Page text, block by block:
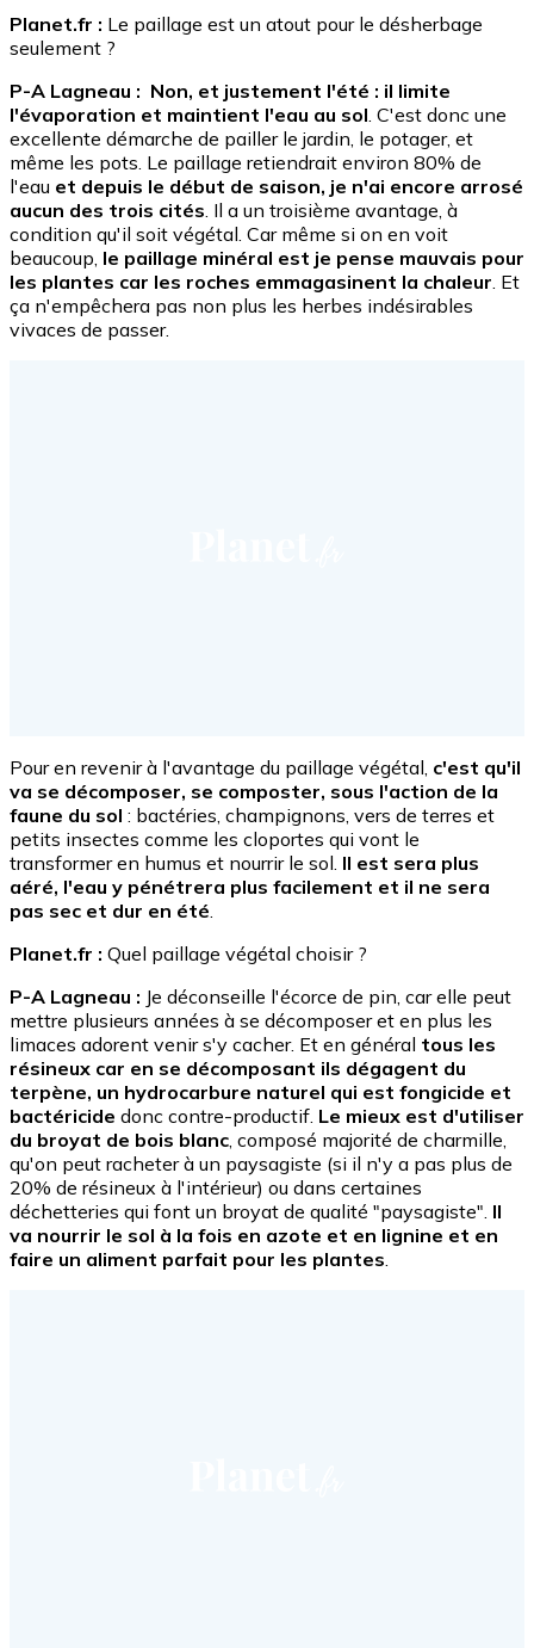
Planet.fr : Le paillage est un atout pour le désherbage
seulement ?
P-A Lagneau : Non, et justement l'été : il limite
l'évaporation et maintient l'eau au sol . C'est donc une
excellente démarche de pailler le jardin, le potager, et
même les pots. Le paillage retiendrait environ 80% de
l'eau et depuis le début de saison, je n'ai encore arrosé
aucun des trois cités . Il a un troisième avantage, à
condition qu'il soit végétal. Car même si on en voit
beaucoup, le paillage minéral est je pense mauvais pour
les plantes car les roches emmagasinent la chaleur . Et
ça n'empêchera pas non plus les herbes indésirables
vivaces de passer.
Pour en revenir à l'avantage du paillage végétal, c'est qu'il
va se décomposer, se composter, sous l'action de la
faune du sol : bactéries, champignons, vers de terres et
petits insectes comme les cloportes qui vont le
transformer en humus et nourrir le sol. Il est sera plus
aéré, l'eau y pénétrera plus facilement et il ne sera
pas sec et dur en été
Planet.fr : Quel paillage végétal choisir ?
P-A Lagneau : Je déconseille l'écorce de pin, car elle peut
mettre plusieurs années à se décomposer et en plus les
limaces adorent venir s'y cacher. Et en général tous les
résineux car en se décomposant ils dégagent du
terpène, un hydrocarbure naturel qui est fongicide et
bactéricide donc contre-productif. Le mieux est d'utiliser
du broyat de bois blanc , composé majorité de charmille,
qu'on peut racheter à un paysagiste (si il n'y a pas plus de
20% de résineux à l'intérieur) ou dans certaines
déchetteries qui font un broyat de qualité "paysagiste". Il
va nourrir le sol à la fois en azote et en lignine et en
faire un aliment parfait pour les plantes